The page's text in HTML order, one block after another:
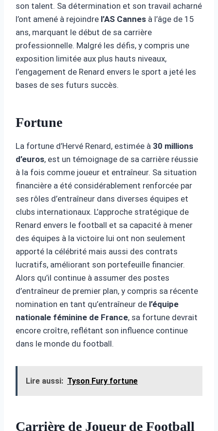
son talent. Sa détermination et son travail acharné
l’ont amené à rejoindre l’AS Cannes à l’âge de 15
ans, marquant le début de sa carrière
professionnelle. Malgré les défis, y compris une
exposition limitée aux plus hauts niveaux,
l’engagement de Renard envers le sport a jeté les
bases de ses futurs succès.
Fortune
La fortune d’Hervé Renard, estimée à 30 millions
d’euros, est un témoignage de sa carrière réussie
à la fois comme joueur et entraîneur. Sa situation
financière a été considérablement renforcée par
ses rôles d’entraîneur dans diverses équipes et
clubs internationaux. L’approche stratégique de
Renard envers le football et sa capacité à mener
des équipes à la victoire lui ont non seulement
apporté la célébrité mais aussi des contrats
lucratifs, améliorant son portefeuille financier.
Alors qu’il continue à assumer des postes
d’entraîneur de premier plan, y compris sa récente
nomination en tant qu’entraîneur de l’équipe
nationale féminine de France, sa fortune devrait
encore croître, reflétant son influence continue
dans le monde du football.
Lire aussi: Tyson Fury fortune
Carrière de Joueur de Football